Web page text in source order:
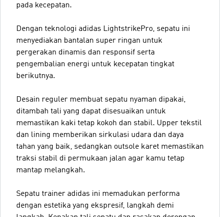
pada kecepatan.
Dengan teknologi adidas LightstrikePro, sepatu ini
menyediakan bantalan super ringan untuk
pergerakan dinamis dan responsif serta
pengembalian energi untuk kecepatan tingkat
berikutnya.
Desain reguler membuat sepatu nyaman dipakai,
ditambah tali yang dapat disesuaikan untuk
memastikan kaki tetap kokoh dan stabil. Upper tekstil
dan lining memberikan sirkulasi udara dan daya
tahan yang baik, sedangkan outsole karet memastikan
traksi stabil di permukaan jalan agar kamu tetap
mantap melangkah.
Sepatu trainer adidas ini memadukan performa
dengan estetika yang ekspresif, langkah demi